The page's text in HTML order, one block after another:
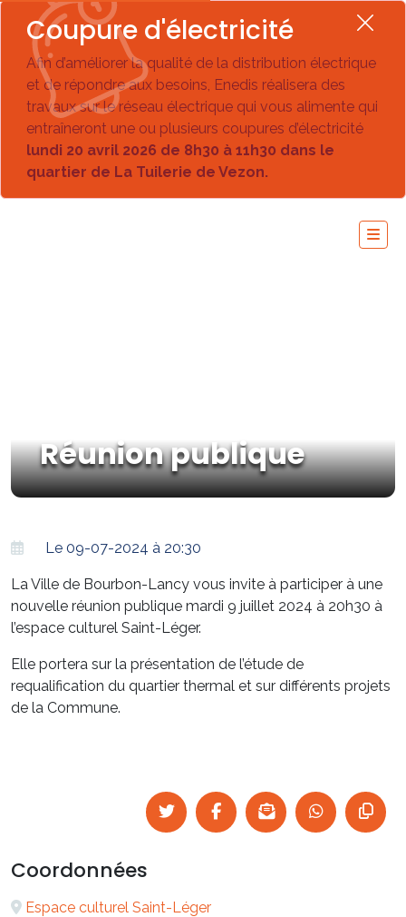
Coupure d'électricité
Afin d’améliorer la qualité de la distribution électrique
et de répondre aux besoins, Enedis réalisera des
travaux sur le réseau électrique qui vous alimente qui
entraîneront une ou plusieurs coupures d’électricité
lundi 20 avril 2026 de 8h30 à 11h30 dans le
quartier de La Tuilerie de Vezon.
Réunion publique
Le 09-07-2024 à 20:30
La Ville de Bourbon-Lancy vous invite à participer à une
nouvelle réunion publique mardi 9 juillet 2024 à 20h30 à
l’espace culturel Saint-Léger.
Elle portera sur la présentation de l’étude de
requalification du quartier thermal et sur différents projets
de la Commune.
Coordonnées
Espace culturel Saint-Léger